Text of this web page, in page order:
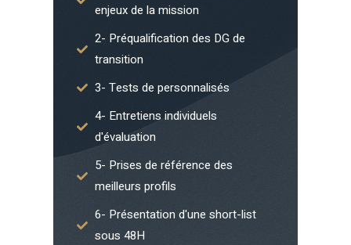
enjeux de la mission
2- Préqualification des DG de
transition
3- Tests de personnalisés
4- Entretiens individuels
d'évaluation
5- Prises de référence des
meilleurs profils
6- Présentation d'une short-list
sous 48H